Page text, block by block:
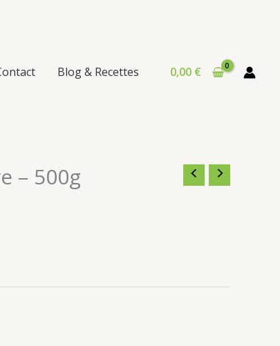
Blog & Recettes 0,00 €
– 500g